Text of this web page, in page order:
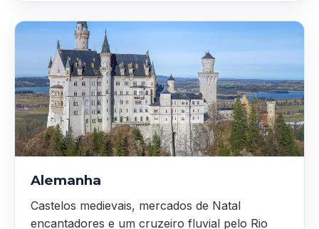
Alemanha
Castelos medievais, mercados de Natal
encantadores e um cruzeiro fluvial pelo Rio